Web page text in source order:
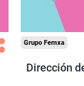
Grupo Femxa
Dirección